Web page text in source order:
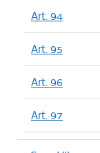
Art. 94
Art. 95
Art. 96
Art. 97